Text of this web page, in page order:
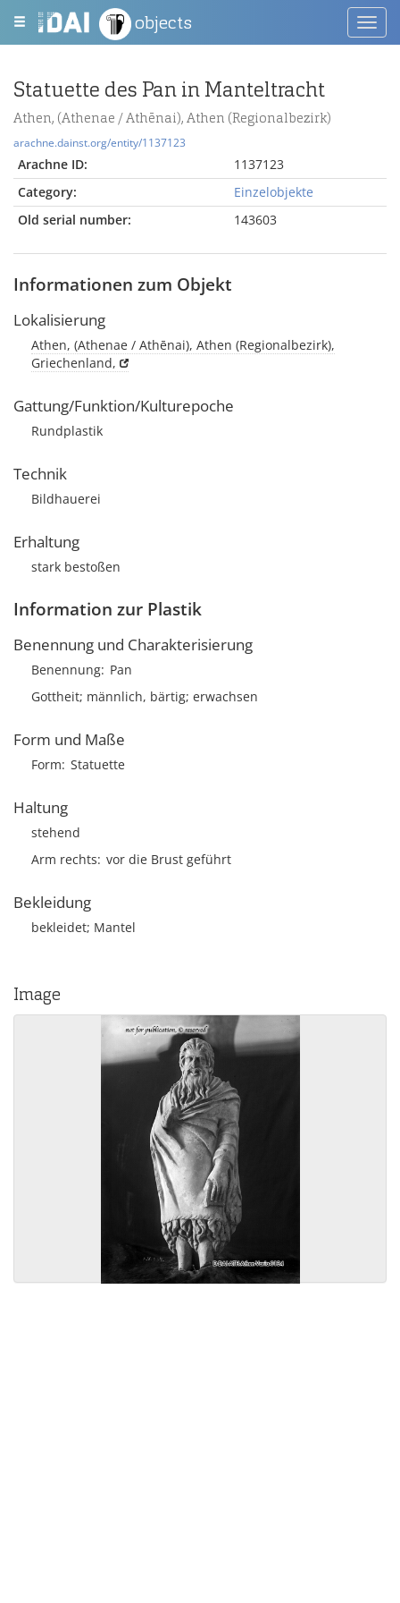
objects
Statuette des Pan in Manteltracht
Athen, (Athenae / Athēnai), Athen (Regionalbezirk)
arachne.dainst.org/entity/1137123
Arachne ID:
1137123
Category:
Einzelobjekte
Old serial number:
143603
Informationen zum Objekt
Lokalisierung
Athen, (Athenae / Athēnai), Athen (Regionalbezirk),
Griechenland,
Gattung/Funktion/Kulturepoche
Rundplastik
Technik
Bildhauerei
Erhaltung
stark bestoßen
Information zur Plastik
Benennung und Charakterisierung
Benennung Pan
Gottheit; männlich, bärtig; erwachsen
Form und Maße
Form Statuette
Haltung
stehend
Arm rechts vor die Brust geführt
Bekleidung
bekleidet; Mantel
Image